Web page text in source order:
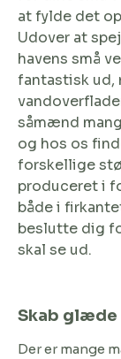
at fylde det
Udover at
havens små
fantastisk ud,
såmænd
og hos os
forskellige
produceret i
både i
beslutte dig
skal se ud.
Skab glæde
Der er mange